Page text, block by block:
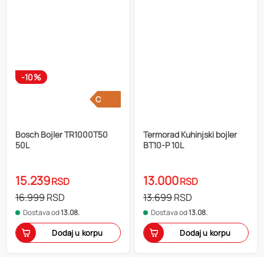
-10%
C
Bosch Bojler TR1000T50
50L
15.239RSD
16.999RSD
Dostava od13.08.
Dodaj u korpu
Termorad Kuhinjski bojler
BT10-P 10L
13.000RSD
13.699RSD
Dostava od13.08.
Dodaj u korpu